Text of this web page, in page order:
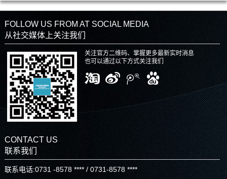
FOLLOW US FROM AT SOCIAL MEDIA
从社交媒体上关注我们
关注官方二维码、掌握更多最新实时消息
也可以通过以下方式关注我们
CONTACT US
联系我们
联系电话:0731 -8578 **** / 0731-8578 ****